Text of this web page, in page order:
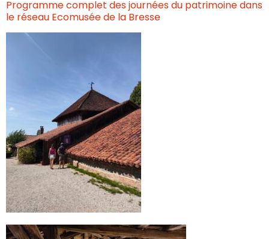
Programme complet des journées du patrimoine dans
le réseau Ecomusée de la Bresse